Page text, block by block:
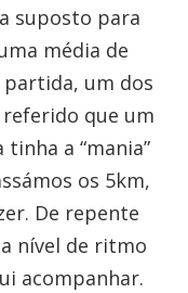
suposto para
média de
partida, um dos
que um
a “mania”
os 5km,
De repente
nível de ritmo
acompanhar.